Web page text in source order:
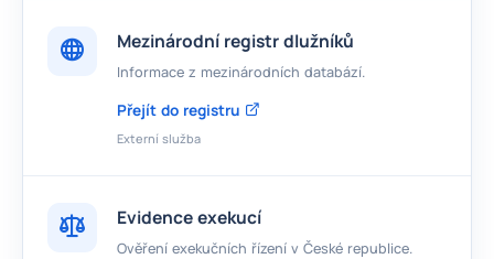
Mezinárodní registr dlužníků
Informace z mezinárodních databází.
Přejít do registru
Externí služba
Evidence exekucí
Ověření exekučních řízení v České republice.